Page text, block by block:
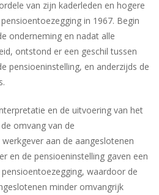
van zijn kaderleden en hogere
in 1967. Begin
onderneming en nadat alle
ontstond er een geschil tussen
pensioeninstelling, en anderzijds de
en de uitvoering van het
omvang van de
aan de aangeslotenen
en de pensioeninstelling gaven een
waardoor de
minder omvangrijk